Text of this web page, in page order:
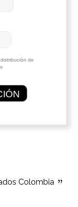
de
Colombia